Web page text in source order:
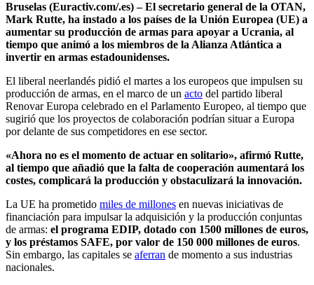
Bruselas (Euractiv.com/.es) – El secretario general de la OTAN,
Mark Rutte, ha instado a los países de la Unión Europea (UE) a
aumentar su producción de armas para apoyar a Ucrania, al
tiempo que animó a los miembros de la Alianza Atlántica a
invertir en armas estadounidenses.
El liberal neerlandés pidió el martes a los europeos que impulsen su
producción de armas, en el marco de un acto del partido liberal
Renovar Europa celebrado en el Parlamento Europeo, al tiempo que
sugirió que los proyectos de colaboración podrían situar a Europa
por delante de sus competidores en ese sector.
«Ahora no es el momento de actuar en solitario», afirmó Rutte,
al tiempo que añadió que la falta de cooperación aumentará los
costes, complicará la producción y obstaculizará la innovación.
La UE ha prometido miles de millones en nuevas iniciativas de
financiación para impulsar la adquisición y la producción conjuntas
de armas: el programa EDIP, dotado con 1500 millones de euros,
y los préstamos SAFE, por valor de 150 000 millones de euros.
Sin embargo, las capitales se aferran de momento a sus industrias
nacionales.